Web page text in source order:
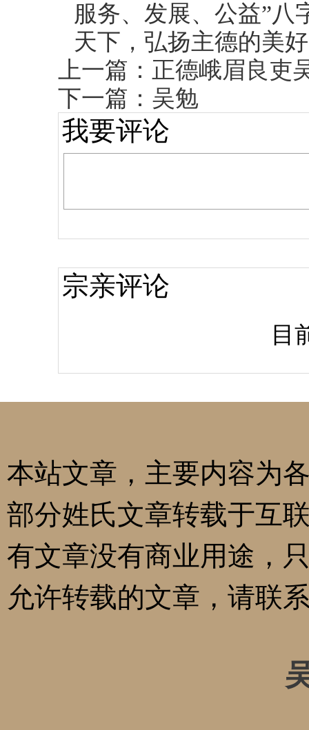
服务、发展、公益”八
天下，弘扬主德的美
上一篇： 正德峨眉良吏
下一篇： 吴勉
我要评论
宗亲评论
目
本站文章，主要内容为
部分姓氏文章转载于互
有文章没有商业用途，
允许转载的文章，请联